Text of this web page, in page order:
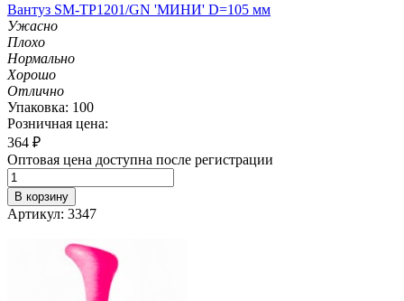
Вантуз SM-TP1201/GN 'МИНИ' D=105 мм
Ужасно
Плохо
Нормально
Хорошо
Отлично
Упаковка: 100
Розничная цена:
364 ₽
Оптовая цена доступна после регистрации
В корзину
Артикул: 3347